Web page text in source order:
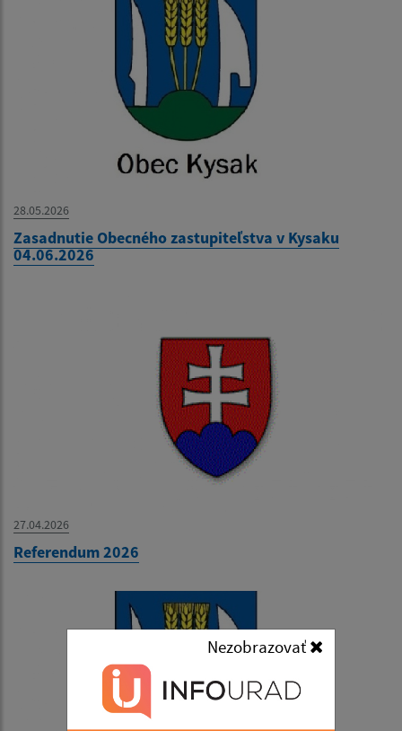
Nezobrazovať
28.05.2026
Zasadnutie Obecného zastupiteľstva v Kysaku
04.06.2026
27.04.2026
Referendum 2026